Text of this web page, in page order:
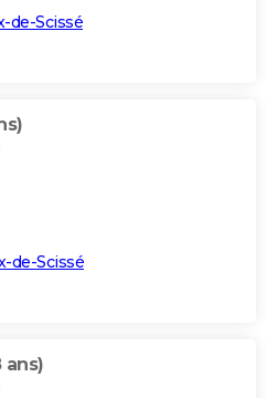
de-Scissé
de-Scissé
ans)